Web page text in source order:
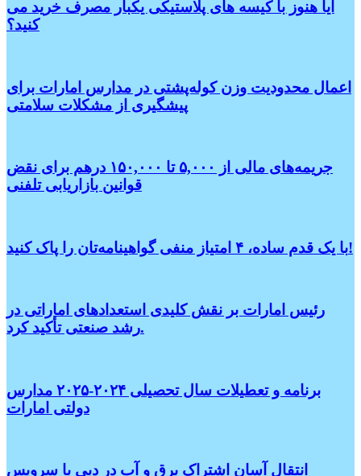
آیا هنوز با کیسه های پلاستیکی یکبار مصرف خرید می
کنید؟
اعمال محدودیت وزن کوله‌پشتی در مدارس امارات برای
پیشگیری از مشکلات سلامتی
جریمه‌های مالی از ۵,۰۰۰ تا ۱۵۰,۰۰۰ درهم برای نقض
قوانین بازاریابی تلفنی
با یک قدم ساده، ۴ امتیاز منفی گواهینامه‌تان را پاک کنید!
رئیس امارات بر نقش کلیدی استعدادهای اماراتی در
رشد صنعتی تأکید کرد.
برنامه و تعطیلات سال تحصیلی ۲۰۲۴-۲۰۲۵ مدارس
دولتی امارات
انتقال آسان اشتراک برق و آب در دبی با سرویس